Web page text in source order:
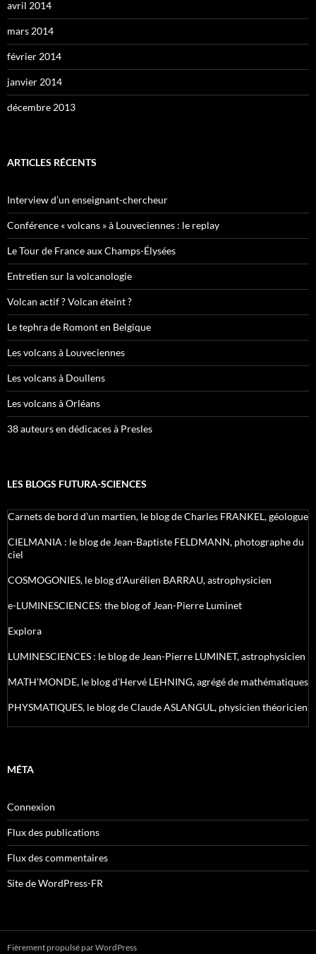
avril 2014
mars 2014
février 2014
janvier 2014
décembre 2013
ARTICLES RÉCENTS
Interview d’un enseignant-chercheur
Conférence « volcans » à Louveciennes : le replay
Le Tour de France aux Champs-Élysées
Entretien sur la volcanologie
Volcan actif ? Volcan éteint ?
Le tephra de Romont en Belgique
Les volcans à Louveciennes
Les volcans à Doullens
Les volcans à Orléans
38 auteurs en dédicaces à Presles
LES BLOGS FUTURA-SCIENCES
Carnets de bord d’un martien, le blog de Charles FRANKEL, géologue
CIELMANIA : le blog de Jean-Baptiste FELDMANN, photographe du
ciel
COSMOGONIES, le blog d'Aurélien BARRAU, astrophysicien
e-LUMINESCIENCES: the blog of Jean-Pierre Luminet
Explora
LUMINESCIENCES : le blog de Jean-Pierre LUMINET, astrophysicien
MATH'MONDE, le blog d'Hervé LEHNING, agrégé de mathématiques
PHYSMATIQUES, le blog de Claude ASLANGUL, physicien théoricien
MÉTA
Connexion
Flux des publications
Flux des commentaires
Site de WordPress-FR
Fièrement propulsé par WordPress